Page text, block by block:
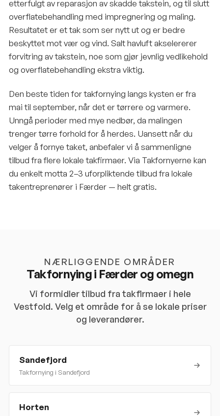
etterfulgt av reparasjon av skadde takstein, og til slutt
overflatebehandling med impregnering og maling.
Resultatet er et tak som ser nytt ut og er bedre
beskyttet mot vær og vind. Salt havluft akselererer
forvitring av takstein, noe som gjør jevnlig vedlikehold
og overflatebehandling ekstra viktig.
Den beste tiden for takfornying langs kysten er fra
mai til september, når det er tørrere og varmere.
Unngå perioder med mye nedbør, da malingen
trenger tørre forhold for å herdes. Uansett når du
velger å fornye taket, anbefaler vi å sammenligne
tilbud fra flere lokale takfirmaer. Via Takfornyerne kan
du enkelt motta 2–3 uforpliktende tilbud fra lokale
takentreprenører i Færder — helt gratis.
NÆRLIGGENDE OMRÅDER
Takfornying i Færder og omegn
Vi formidler tilbud fra takfirmaer i hele
Vestfold. Velg et område for å se lokale priser
og leverandører.
Sandefjord
Takfornying i Sandefjord
Horten